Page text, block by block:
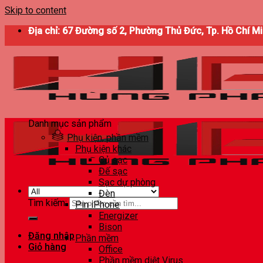
Skip to content
Địa chỉ: 67 Đường số 2, Phường Thủ Đức, Tp. Hồ Chí
Tìm kiếm:
Đăng nhập
Giỏ hàng
Danh mục sản phẩm
Phụ kiện, phần mềm
Phụ kiện khác
Củ sạc
Đế sạc
Sạc dự phòng
Đèn
Pin iPhone
Energizer
Bison
Phần mềm
Office
Phần mềm diệt Virus